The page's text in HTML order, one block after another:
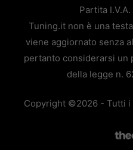
Partita
Tuning.it non è una
viene aggiornato senza
pertanto considerarsi un
della legge n.
Copyright ©2026 - Tutti